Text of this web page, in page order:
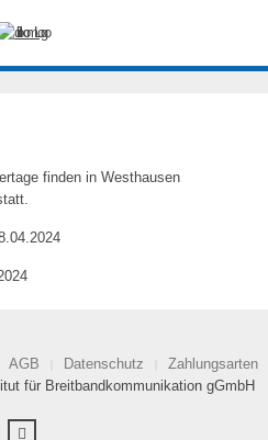
finden in Westhausen
AGB Datenschutz
Zahlungsarten
für Breitbandkommunikation gGmbH